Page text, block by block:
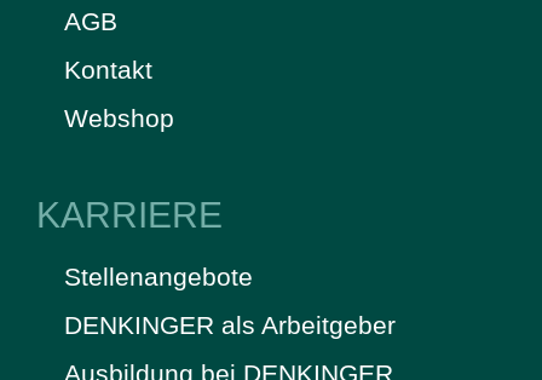
AGB
Kontakt
Webshop
KARRIERE
Stellenangebote
DENKINGER als Arbeitgeber
Ausbildung bei DENKINGER